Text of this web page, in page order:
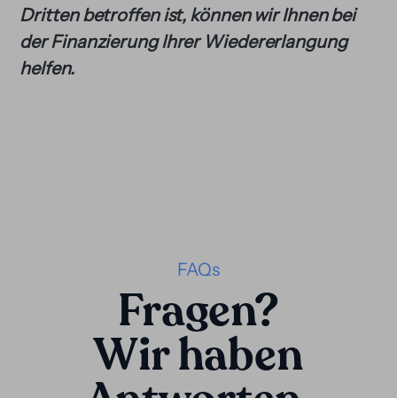
Dritten betroffen ist, können wir Ihnen bei
der Finanzierung Ihrer Wiedererlangung
helfen.
FAQs
Fragen?
Wir haben